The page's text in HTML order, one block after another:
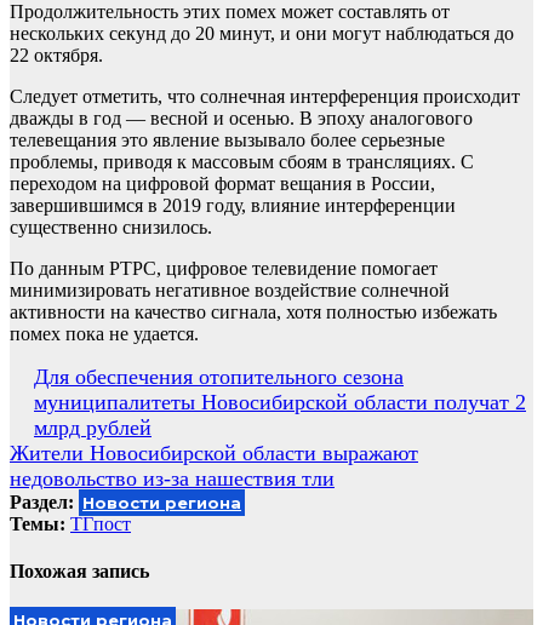
Продолжительность этих помех может составлять от
нескольких секунд до 20 минут, и они могут наблюдаться до
22 октября.
Следует отметить, что солнечная интерференция происходит
дважды в год — весной и осенью. В эпоху аналогового
телевещания это явление вызывало более серьезные
проблемы, приводя к массовым сбоям в трансляциях. С
переходом на цифровой формат вещания в России,
завершившимся в 2019 году, влияние интерференции
существенно снизилось.
По данным РТРС, цифровое телевидение помогает
минимизировать негативное воздействие солнечной
активности на качество сигнала, хотя полностью избежать
помех пока не удается.
Навигация
по
записям
Для обеспечения отопительного сезона
муниципалитеты Новосибирской области получат 2
млрд рублей
Жители Новосибирской области выражают
недовольство из-за нашествия тли
Раздел: Новости региона
Темы: ТГпост
Похожая запись
Новости региона